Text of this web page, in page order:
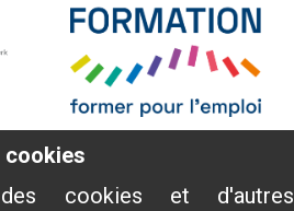
cookies
cookies et d'autres